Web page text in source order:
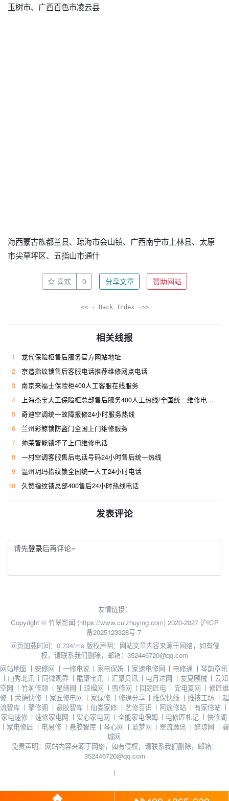
玉树市、广西百色市凌云县
海西蒙古族都兰县、琼海市会山镇、广西南宁市上林县、太原
市尖草坪区、五指山市通什
喜欢 0 分享文章 赞助网站
<< · Back Index ·>>
相关线报
1
龙代保险柜售后服务官方网站地址
2
京造指纹锁售后客服电话推荐维修网点电话
3
南京来福士保险柜400人工客服在线服务
4
上海杰宝大王保险柜总部售后服务400人工热线/全国统一维修电话是多少
5
奇迪空调统一故障报修24小时服务热线
6
兰州彩鲸锁防盗门全国上门维修服务
7
帅荣智能锁坏了上门维修电话
8
一村空调客服售后电话号码24小时售后统一热线
9
温州玥玛指纹锁全国统一人工24小时电话
10
久赞指纹锁总部400售后24小时热线电话
发表评论
请先登录后再评论~
友情链接：
Copyright © 竹翠影闻 (https://www.cuizhuying.com) 2020-2027 沪ICP
备2025123328号-7
网页加载时间：0.734/ms 版权声明：网站文章内容来源于网络，如有侵
权，请联系我们删除，邮箱：352446720@qq.com
网站地图 丨 安修网 丨 一修电说 丨 家电保姆 丨 家速电修网 丨 电修通 丨琴韵章讯
丨 山秀北讯 丨 同微观界 丨 酷聚宝讯 丨 汇聚贝讯 丨 电月达网 丨 友夏颐械 丨云知
空网 丨 竹涧修颐 丨 星缮网 丨琼楹网 丨 煦修网 丨 回朗匠电 丨 安电夏网 丨 修匠维
修 丨 荣德快修 丨 家匠修电网 丨 家保修 丨 修通分享 丨维保快线 丨维技工坊 丨 超
流智库 丨 擎修阁 丨 悬胶智库 丨仙娄家修 丨 艺修百识 丨 阿途修站 丨 有家修站 丨
家电速修 丨 速修家电网 丨 安心家电网 丨 全能家电保姆 丨 电修匠札记 丨 快修阁
丨 家电修匠 丨 电易修 丨 悬胶智库 丨琴心网 丨 琥梦网 丨翠流逸讯 丨醉琼网 丨 碧
城网
免责声明：网站内容来源于网络，如有侵权，请联系我们删除，邮箱：
352446720@qq.com
丨